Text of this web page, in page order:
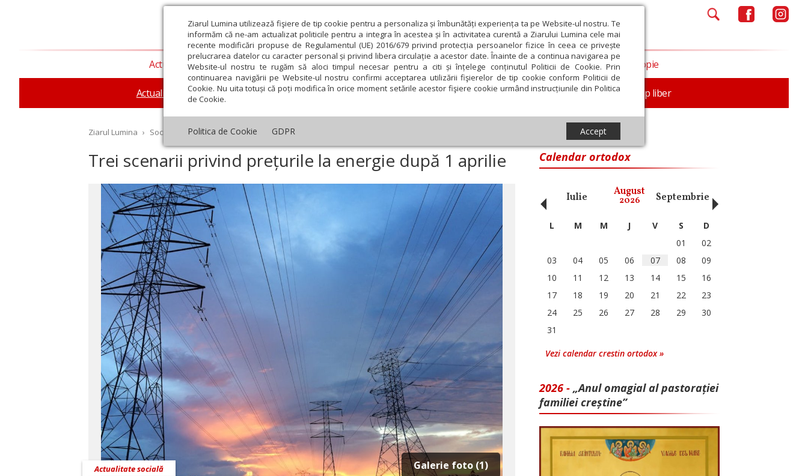
Ziarul Lumina utilizează fişiere de tip cookie pentru a personaliza și îmbunătăți experiența ta pe Website-ul nostru. Te
informăm că ne-am actualizat politicile pentru a integra în acestea și în activitatea curentă a Ziarului Lumina cele mai
recente modificări propuse de Regulamentul (UE) 2016/679 privind protecția persoanelor fizice în ceea ce privește
prelucrarea datelor cu caracter personal și privind libera circulație a acestor date. Înainte de a continua navigarea pe
Website-ul nostru te rugăm să aloci timpul necesar pentru a citi și înțelege conținutul Politicii de Cookie. Prin
continuarea navigării pe Website-ul nostru confirmi acceptarea utilizării fişierelor de tip cookie conform Politicii de
Cookie. Nu uita totuși că poți modifica în orice moment setările acestor fişiere cookie urmând instrucțiunile din Politica
de Cookie.
Politica de Cookie GDPR Accept
Actualitate religioasă Teologie și spiritualitate Educaţie și Cultură Societate
Actualitate socială Sănătate Analiză Reportaj Psihologie Religie și știință Familie Timp liber
Opinii Filantropie
Ziarul Lumina › Societate › Actualitate socială Trei scenarii privind prețurile la energie după 1 aprilie
Trei scenarii privind prețurile la energie după 1 aprilie
Galerie foto (1)
Actualitate socială
Calendar ortodox
Octombrie Noiembrie Decembrie Ianuarie Februarie Aprilie Iulie August
2026 Septembrie Octombrie
‹ L M M J V S
D
01
02
03
04 05 06 07 08
09
10
11 12 13 14 15
16
17
18 19 20 21 22
23
24
25 26 27 28 29
30
31
Vezi calendar crestin ortodox »
2026 - „Anul omagial al pastorației
familiei creștine”